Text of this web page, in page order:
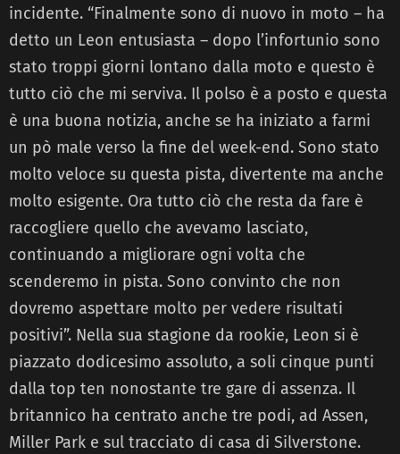
incidente. “Finalmente sono di nuovo in moto – ha
detto un Leon entusiasta – dopo l’infortunio sono
stato troppi giorni lontano dalla moto e questo è
tutto ciò che mi serviva. Il polso è a posto e questa
è una buona notizia, anche se ha iniziato a farmi
un pò male verso la fine del week-end. Sono stato
molto veloce su questa pista, divertente ma anche
molto esigente. Ora tutto ciò che resta da fare è
raccogliere quello che avevamo lasciato,
continuando a migliorare ogni volta che
scenderemo in pista. Sono convinto che non
dovremo aspettare molto per vedere risultati
positivi”. Nella sua stagione da rookie, Leon si è
piazzato dodicesimo assoluto, a soli cinque punti
dalla top ten nonostante tre gare di assenza. Il
britannico ha centrato anche tre podi, ad Assen,
Miller Park e sul tracciato di casa di Silverstone.